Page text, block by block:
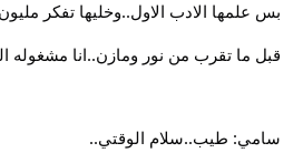
بس علمها الادب الاول..وخليها تفكر
قبل ما تقرب من نور ومازن..انا مشغوله
سامي: طيب..سلام الوقتي..